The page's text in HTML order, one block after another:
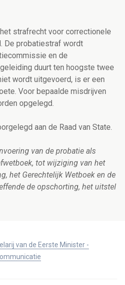
strafrecht voor correctionele
De probatiestraf wordt
en de
duurt ten hoogste twee
wordt uitgevoerd, is er een
Voor bepaalde misdrijven
opgelegd.
aan de Raad van State.
van de probatie als
tot wijziging van het
het Gerechtelijk Wetboek en de
de opschorting, het uitstel
van de Eerste Minister -